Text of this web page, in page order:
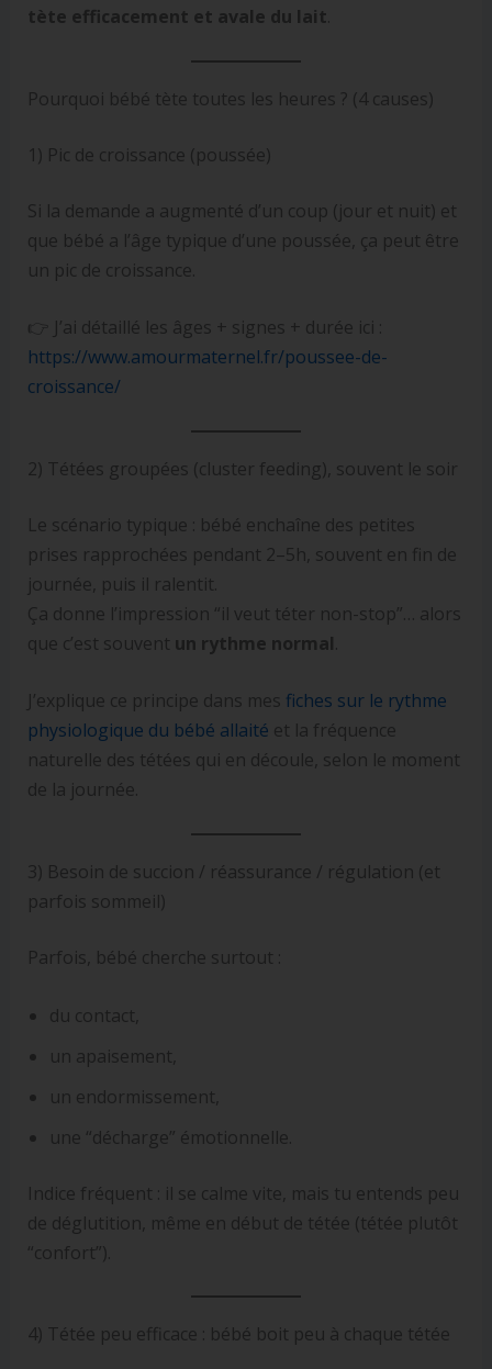
tète efficacement et avale du lait.
Pourquoi bébé tète toutes les heures ? (4 causes)
1) Pic de croissance (poussée)
Si la demande a augmenté d’un coup (jour et nuit) et
que bébé a l’âge typique d’une poussée, ça peut être
un pic de croissance.
👉 J’ai détaillé les âges + signes + durée ici :
https://www.amourmaternel.fr/poussee-de-
croissance/
2) Tétées groupées (cluster feeding), souvent le soir
Le scénario typique : bébé enchaîne des petites
prises rapprochées pendant 2–5h, souvent en fin de
journée, puis il ralentit.
Ça donne l’impression “il veut téter non-stop”… alors
que c’est souvent un rythme normal.
J’explique ce principe dans mes fiches sur le rythme
physiologique du bébé allaité et la fréquence
naturelle des tétées qui en découle, selon le moment
de la journée.
3) Besoin de succion / réassurance / régulation (et
parfois sommeil)
Parfois, bébé cherche surtout :
du contact,
un apaisement,
un endormissement,
une “décharge” émotionnelle.
Indice fréquent : il se calme vite, mais tu entends peu
de déglutition, même en début de tétée (tétée plutôt
“confort”).
4) Tétée peu efficace : bébé boit peu à chaque tétée